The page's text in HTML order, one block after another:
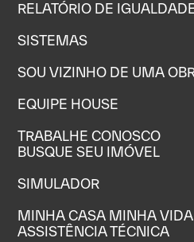
RELATÓRIO DE
SISTEMAS
SOU VIZINHO DE UMA
EQUIPE HOUSE
TRABALHE CONOSCO
BUSQUE SEU IMÓVEL
SIMULADOR
MINHA CASA MINHA VIDA
ASSISTÊNCIA TÉCNICA